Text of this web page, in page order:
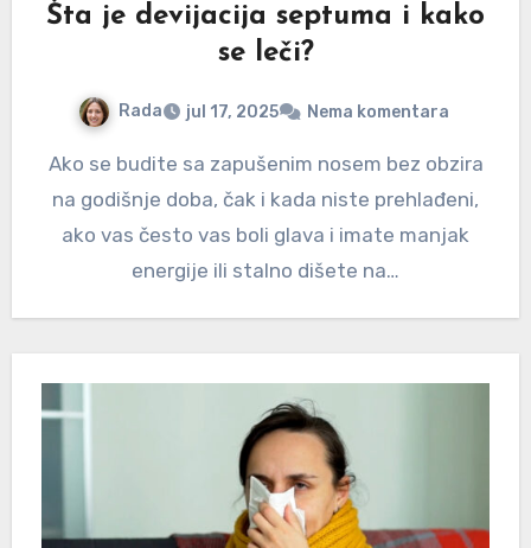
Šta je devijacija septuma i kako
se leči?
Rada jul 17, 2025 Nema komentara
Ako se budite sa zapušenim nosem bez obzira
na godišnje doba, čak i kada niste prehlađeni,
ako vas često vas boli glava i imate manjak
energije ili stalno dišete na…